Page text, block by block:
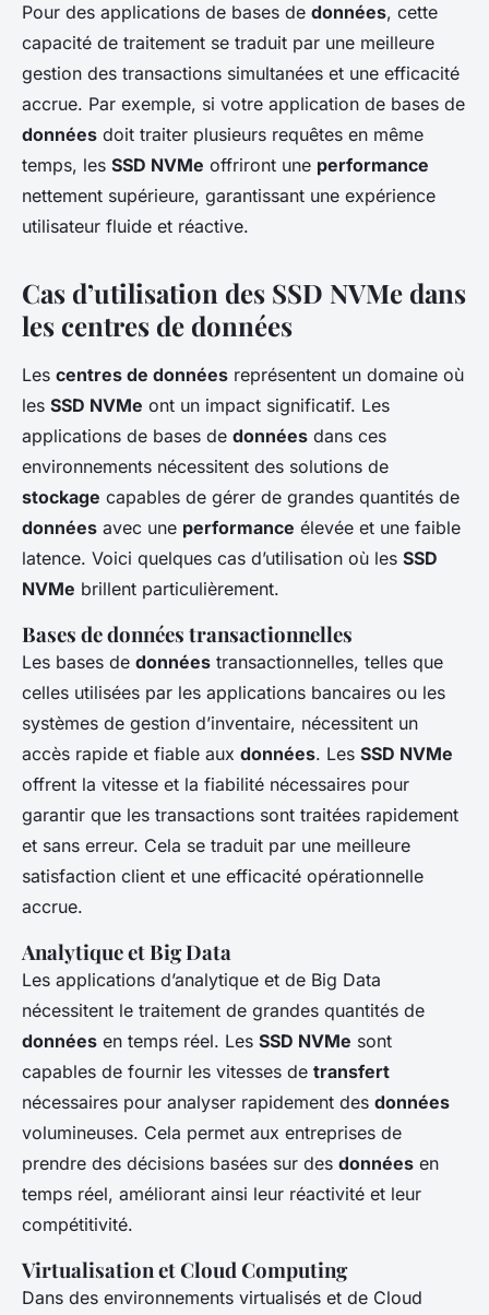
Pour des applications de bases de données, cette
capacité de traitement se traduit par une meilleure
gestion des transactions simultanées et une efficacité
accrue. Par exemple, si votre application de bases de
données doit traiter plusieurs requêtes en même
temps, les SSD NVMe offriront une performance
nettement supérieure, garantissant une expérience
utilisateur fluide et réactive.
Cas d’utilisation des SSD NVMe dans
les centres de données
Les centres de données représentent un domaine où
les SSD NVMe ont un impact significatif. Les
applications de bases de données dans ces
environnements nécessitent des solutions de
stockage capables de gérer de grandes quantités de
données avec une performance élevée et une faible
latence. Voici quelques cas d’utilisation où les SSD
NVMe brillent particulièrement.
Bases de données transactionnelles
Les bases de données transactionnelles, telles que
celles utilisées par les applications bancaires ou les
systèmes de gestion d’inventaire, nécessitent un
accès rapide et fiable aux données. Les SSD NVMe
offrent la vitesse et la fiabilité nécessaires pour
garantir que les transactions sont traitées rapidement
et sans erreur. Cela se traduit par une meilleure
satisfaction client et une efficacité opérationnelle
accrue.
Analytique et Big Data
Les applications d’analytique et de Big Data
nécessitent le traitement de grandes quantités de
données en temps réel. Les SSD NVMe sont
capables de fournir les vitesses de transfert
nécessaires pour analyser rapidement des données
volumineuses. Cela permet aux entreprises de
prendre des décisions basées sur des données en
temps réel, améliorant ainsi leur réactivité et leur
compétitivité.
Virtualisation et Cloud Computing
Dans des environnements virtualisés et de Cloud